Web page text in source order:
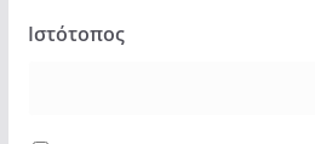
Ιστότοπος